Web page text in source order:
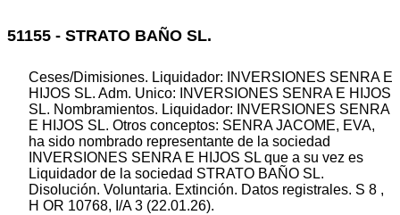
51155 - STRATO BAÑO SL.
Ceses/Dimisiones. Liquidador: INVERSIONES SENRA E
HIJOS SL. Adm. Unico: INVERSIONES SENRA E HIJOS
SL. Nombramientos. Liquidador: INVERSIONES SENRA
E HIJOS SL. Otros conceptos: SENRA JACOME, EVA,
ha sido nombrado representante de la sociedad
INVERSIONES SENRA E HIJOS SL que a su vez es
Liquidador de la sociedad STRATO BAÑO SL.
Disolución. Voluntaria. Extinción. Datos registrales. S 8 ,
H OR 10768, I/A 3 (22.01.26).